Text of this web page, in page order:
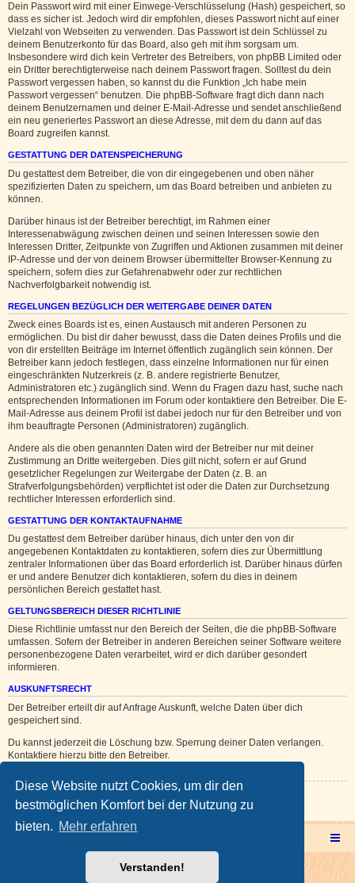
Diese Website nutzt Cookies, um dir den
bestmöglichen Komfort bei der Nutzung zu
bieten. Mehr erfahren
Verstanden!
Dein Passwort wird mit einer Einwege-Verschlüsselung (Hash) gespeichert, so
dass es sicher ist. Jedoch wird dir empfohlen, dieses Passwort nicht auf einer
Vielzahl von Webseiten zu verwenden. Das Passwort ist dein Schlüssel zu
deinem Benutzerkonto für das Board, also geh mit ihm sorgsam um.
Insbesondere wird dich kein Vertreter des Betreibers, von phpBB Limited oder
ein Dritter berechtigterweise nach deinem Passwort fragen. Solltest du dein
Passwort vergessen haben, so kannst du die Funktion „Ich habe mein
Passwort vergessen“ benutzen. Die phpBB-Software fragt dich dann nach
deinem Benutzernamen und deiner E-Mail-Adresse und sendet anschließend
ein neu generiertes Passwort an diese Adresse, mit dem du dann auf das
Board zugreifen kannst.
GESTATTUNG DER DATENSPEICHERUNG
Du gestattest dem Betreiber, die von dir eingegebenen und oben näher
spezifizierten Daten zu speichern, um das Board betreiben und anbieten zu
können.
Darüber hinaus ist der Betreiber berechtigt, im Rahmen einer
Interessenabwägung zwischen deinen und seinen Interessen sowie den
Interessen Dritter, Zeitpunkte von Zugriffen und Aktionen zusammen mit deiner
IP-Adresse und der von deinem Browser übermittelter Browser-Kennung zu
speichern, sofern dies zur Gefahrenabwehr oder zur rechtlichen
Nachverfolgbarkeit notwendig ist.
REGELUNGEN BEZÜGLICH DER WEITERGABE DEINER DATEN
Zweck eines Boards ist es, einen Austausch mit anderen Personen zu
ermöglichen. Du bist dir daher bewusst, dass die Daten deines Profils und die
von dir erstellten Beiträge im Internet öffentlich zugänglich sein können. Der
Betreiber kann jedoch festlegen, dass einzelne Informationen nur für einen
eingeschränkten Nutzerkreis (z. B. andere registrierte Benutzer,
Administratoren etc.) zugänglich sind. Wenn du Fragen dazu hast, suche nach
entsprechenden Informationen im Forum oder kontaktiere den Betreiber. Die E-
Mail-Adresse aus deinem Profil ist dabei jedoch nur für den Betreiber und von
ihm beauftragte Personen (Administratoren) zugänglich.
Andere als die oben genannten Daten wird der Betreiber nur mit deiner
Zustimmung an Dritte weitergeben. Dies gilt nicht, sofern er auf Grund
gesetzlicher Regelungen zur Weitergabe der Daten (z. B. an
Strafverfolgungsbehörden) verpflichtet ist oder die Daten zur Durchsetzung
rechtlicher Interessen erforderlich sind.
GESTATTUNG DER KONTAKTAUFNAHME
Du gestattest dem Betreiber darüber hinaus, dich unter den von dir
angegebenen Kontaktdaten zu kontaktieren, sofern dies zur Übermittlung
zentraler Informationen über das Board erforderlich ist. Darüber hinaus dürfen
er und andere Benutzer dich kontaktieren, sofern du dies in deinem
persönlichen Bereich gestattet hast.
GELTUNGSBEREICH DIESER RICHTLINIE
Diese Richtlinie umfasst nur den Bereich der Seiten, die die phpBB-Software
umfassen. Sofern der Betreiber in anderen Bereichen seiner Software weitere
personenbezogene Daten verarbeitet, wird er dich darüber gesondert
informieren.
AUSKUNFTSRECHT
Der Betreiber erteilt dir auf Anfrage Auskunft, welche Daten über dich
gespeichert sind.
Du kannst jederzeit die Löschung bzw. Sperrung deiner Daten verlangen.
Kontaktiere hierzu bitte den Betreiber.
Zurück zur vorherigen Seite
Powered byphpBB® Forum Software © phpBB Limited
phpBB.de